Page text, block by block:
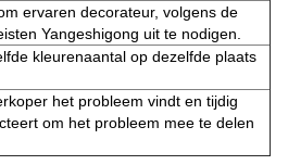
ervaren decorateur, volgens de
Yangeshigong uit te nodigen.
kleurenaantal op dezelfde plaats
het probleem vindt en tijdig
om het probleem mee te delen